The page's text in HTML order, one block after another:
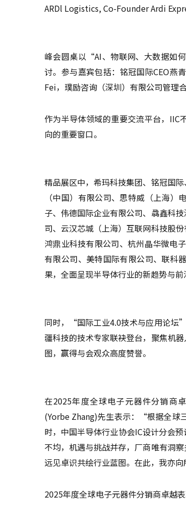
ARDl Logistics, Co-Founder Ardi
峰会圆桌以“AI、物联网、大数据如
讨。参与嘉宾包括：铭冠国际CEO燕
Fei，璞励咨询（深圳）有限公司管理
作为半导体领域的重要交流平台，IIC
向的重要窗口。
精品展区中，希玛科技集团、铭冠国
（中国）有限公司、思特威（上海
子、伟德国际企业有限公司、骉鑫科
司、云汉芯城（上海）互联网科技股
鸿鼎业科技有限公司、杭州晶华微电
有限公司、美特国际有限公司、联科
果，全面呈现半导体行业的新趋势与
同时，“国际工业4.0技术与应用论坛
疆科技的技术专家联袂登台，聚焦机
图，赢得与会观众高度赞誉。
在2025年度全球电子元器件分销商
(Yorbe Zhang)先生表示：“根据全球
时，中国半导体行业协会IC设计分会
不均，机遇与挑战并存，厂商唯有洞
远见卓识共绘行业蓝图。在此，我亦
2025年度全球电子元器件分销商卓越